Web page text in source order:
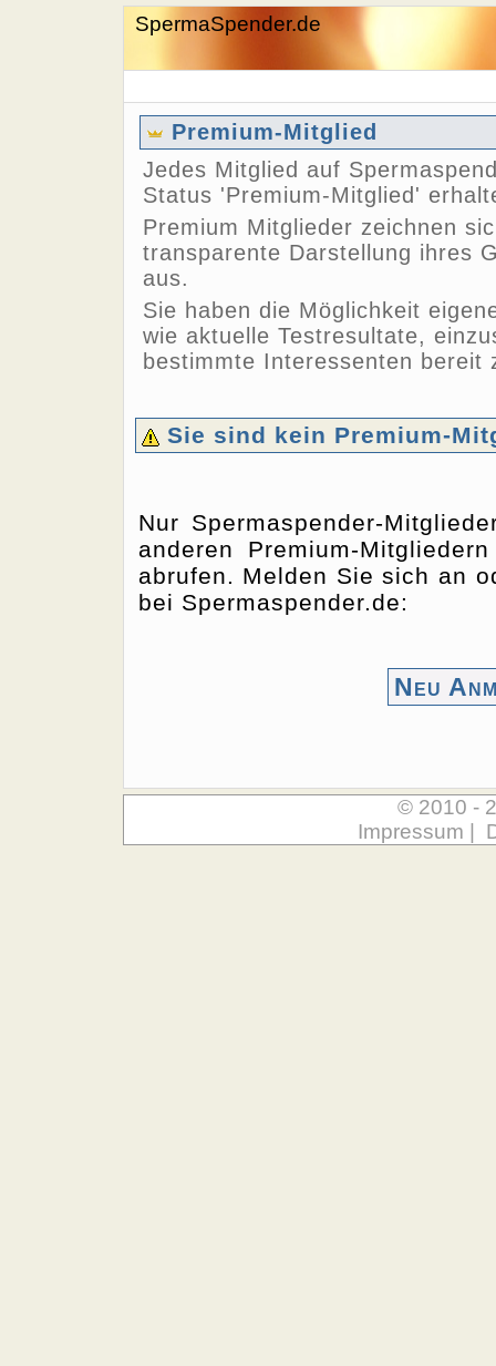
SpermaSpender.de
Premium-Mitglied
Jedes Mitglied auf
Status 'Premium-Mitglied'
Premium Mitglieder zeichnen
transparente Darstellung ihres
aus.
Sie haben die Möglichkeit
wie aktuelle Testresultate,
bestimmte Interessenten bereit
Sie sind kein Premium-
Nur Spermaspender-
anderen Premium-
abrufen. Melden Sie sich an
bei Spermaspender.de:
Neu
© 2010 -
Impressum